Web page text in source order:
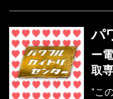
パ
ー
取
"こ